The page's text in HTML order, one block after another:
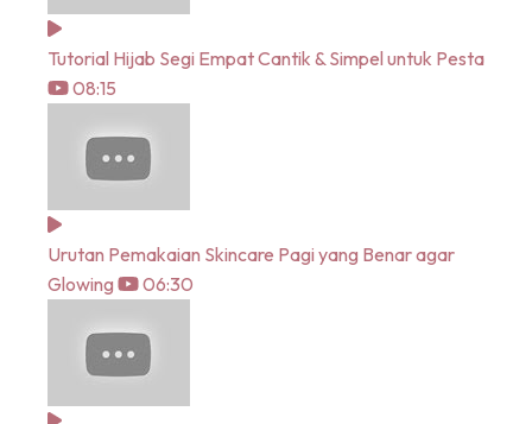
Tutorial Hijab Segi Empat Cantik & Simpel untuk Pesta
08:15
Urutan Pemakaian Skincare Pagi yang Benar agar
Glowing
06:30